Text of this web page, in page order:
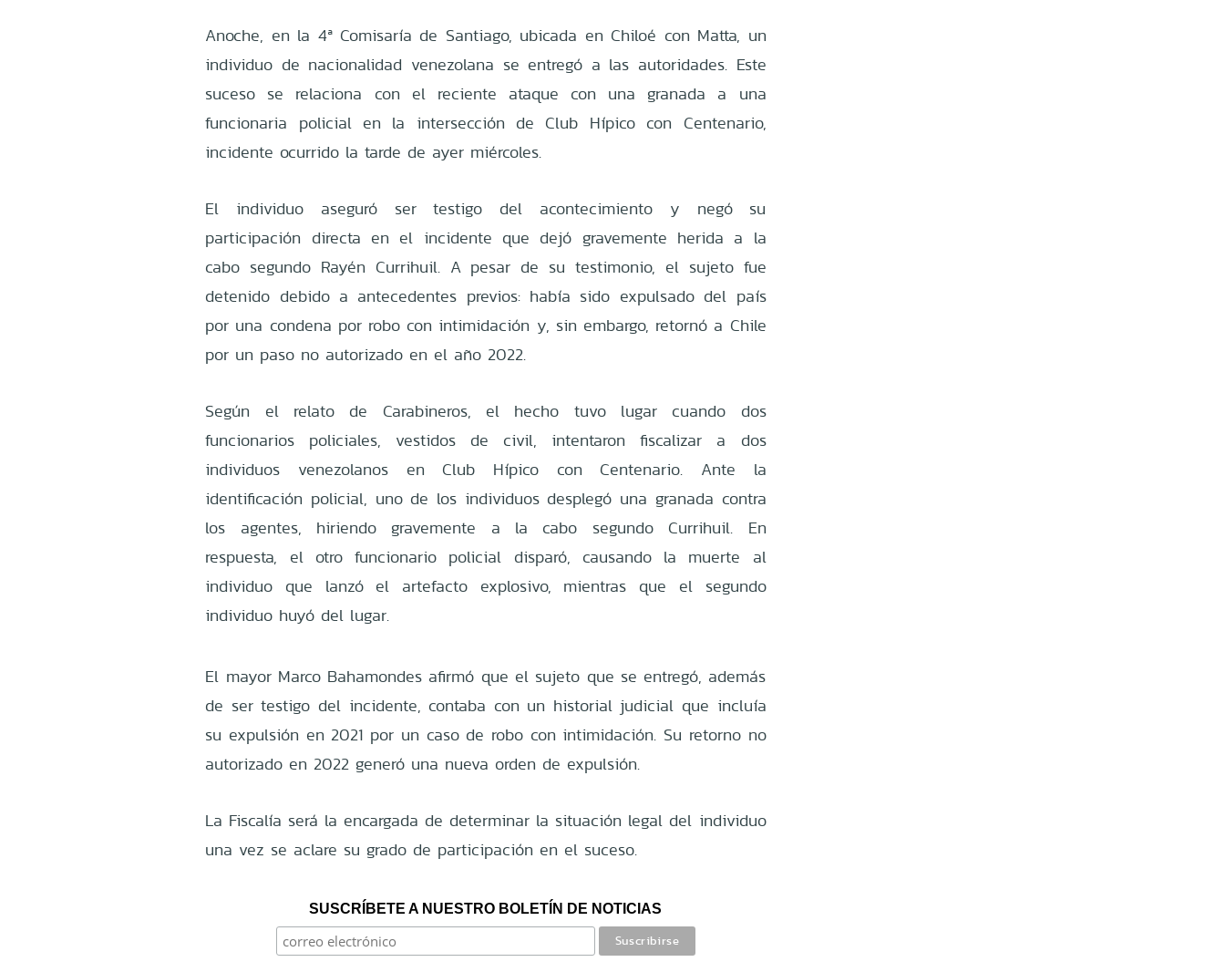
Anoche, en la 4ª Comisaría de Santiago, ubicada en Chiloé con Matta, un
individuo de nacionalidad venezolana se entregó a las autoridades. Este
suceso se relaciona con el reciente ataque con una granada a una
funcionaria policial en la intersección de Club Hípico con Centenario,
incidente ocurrido la tarde de ayer miércoles.
El individuo aseguró ser testigo del acontecimiento y negó su
participación directa en el incidente que dejó gravemente herida a la
cabo segundo Rayén Currihuil. A pesar de su testimonio, el sujeto fue
detenido debido a antecedentes previos: había sido expulsado del país
por una condena por robo con intimidación y, sin embargo, retornó a Chile
por un paso no autorizado en el año 2022.
Según el relato de Carabineros, el hecho tuvo lugar cuando dos
funcionarios policiales, vestidos de civil, intentaron fiscalizar a dos
individuos venezolanos en Club Hípico con Centenario. Ante la
identificación policial, uno de los individuos desplegó una granada contra
los agentes, hiriendo gravemente a la cabo segundo Currihuil. En
respuesta, el otro funcionario policial disparó, causando la muerte al
individuo que lanzó el artefacto explosivo, mientras que el segundo
individuo huyó del lugar.
El mayor Marco Bahamondes afirmó que el sujeto que se entregó, además
de ser testigo del incidente, contaba con un historial judicial que incluía
su expulsión en 2021 por un caso de robo con intimidación. Su retorno no
autorizado en 2022 generó una nueva orden de expulsión.
La Fiscalía será la encargada de determinar la situación legal del individuo
una vez se aclare su grado de participación en el suceso.
SUSCRÍBETE A NUESTRO BOLETÍN DE NOTICIAS